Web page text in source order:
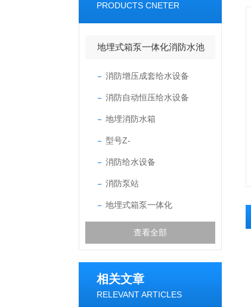
PRODUCTS CNETER
地埋式箱泵一体化消防水池
消防增压成套给水设备
消防自动恒压给水设备
地埋消防水箱
型号Z-
消防给水设备
消防泵站
地埋式箱泵一体化
查看全部
相关文章
RELEVANT ARTICLES